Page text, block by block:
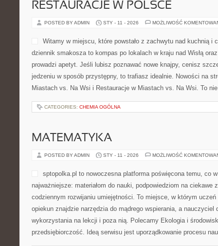
RESTAURACJE W POLSCE
POSTED BY ADMIN STY - 11 - 2026 MOŻLIWOŚĆ
Witamy w miejscu, które powstało z zachwytu nad kuchnią i
dziennik smakosza to kompas po lokalach w kraju nad Wisłą
prowadzi apetyt. Jeśli lubisz poznawać nowe knajpy, cenisz
jedzeniu w sposób przystępny, to trafiasz idealnie. Nowości na
Miastach vs. Na Wsi i Restauracje w Miastach vs. Na Wsi. To
CATEGORIES: CHEMIA OGÓLNA
MATEMATYKA
POSTED BY ADMIN STY - 11 - 2026 MOŻLIWOŚĆ
sptopolka.pl to nowoczesna platforma poświęcona temu, co
najważniejsze: materiałom do nauki, podpowiedziom na ciekawe
codziennym rozwijaniu umiejętności. To miejsce, w którym
opiekun znajdzie narzędzia do mądrego wspierania, a nauczyciel
wykorzystania na lekcji i poza nią. Polecamy Ekologia i
przedsiębiorczość. Ideą serwisu jest uporządkowanie procesu